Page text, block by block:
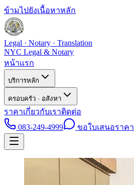
ข้ามไปยังเนื้อหาหลัก
Legal · Notary · Translation
NYC Legal & Notary
หน้าแรก
บริการหลัก
ครอบครัว · อสังหา
ราคาเกี่ยวกับเราติดต่อ
083-249-4999
ขอใบเสนอราคา